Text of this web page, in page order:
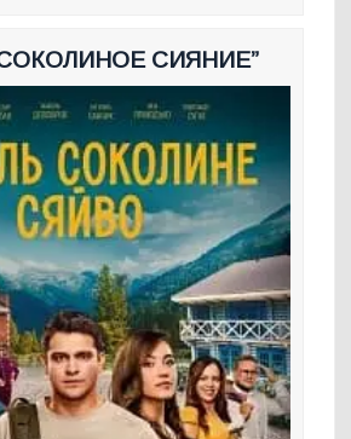
СИЯНИЕ”